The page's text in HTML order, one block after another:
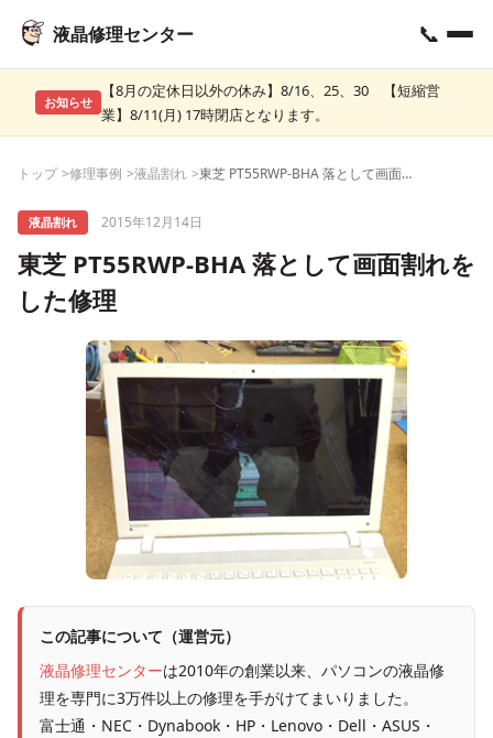
液晶修理センター 📞
お知らせ
【8月の定休日以外の休み】8/16、25、30 【短縮営
業】8/11(月) 17時閉店となります。
トップ 修理事例 液晶割れ 東芝 PT55RWP-BHA 落として画面割れをした修理
液晶割れ 2015年12月14日
東芝 PT55RWP-BHA 落として画面割れを
した修理
この記事について（運営元）
液晶修理センターは2010年の創業以来、パソコンの液晶修
理を専門に3万件以上の修理を手がけてまいりました。
富士通・NEC・Dynabook・HP・Lenovo・Dell・ASUS・